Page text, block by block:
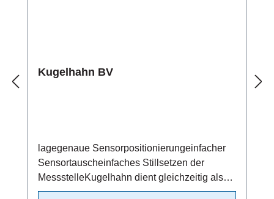
Kugelhahn BV
lagegenaue Sensorpositionierungeinfacher
Sensortauscheinfaches Stillsetzen der
MessstelleKugelhahn dient gleichzeitig als
Absperrventil/beidseitig dichtendMaterial